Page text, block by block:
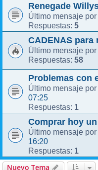
Renegade
Último mensaje por
Respuestas: 5
CADENAS
Último mensaje por
Respuestas: 58
Problemas con
Último mensaje por
07:25
Respuestas: 1
Comprar hoy
Último mensaje por
16:20
Respuestas: 1
Nuevo Tema